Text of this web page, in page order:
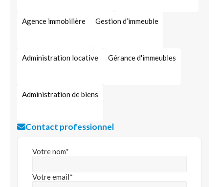
Agence immobilière Gestion d’immeuble
Administration locative Gérance d'immeubles
Administration de biens
Contact professionnel
Votre nom*
Votre email*